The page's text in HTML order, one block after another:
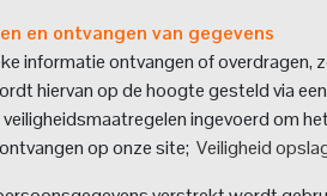
en ontvangen van gegevens
informatie ontvangen of overdragen,
hiervan op de hoogte gesteld via
ingevoerd om
op onze site; Veiligheid